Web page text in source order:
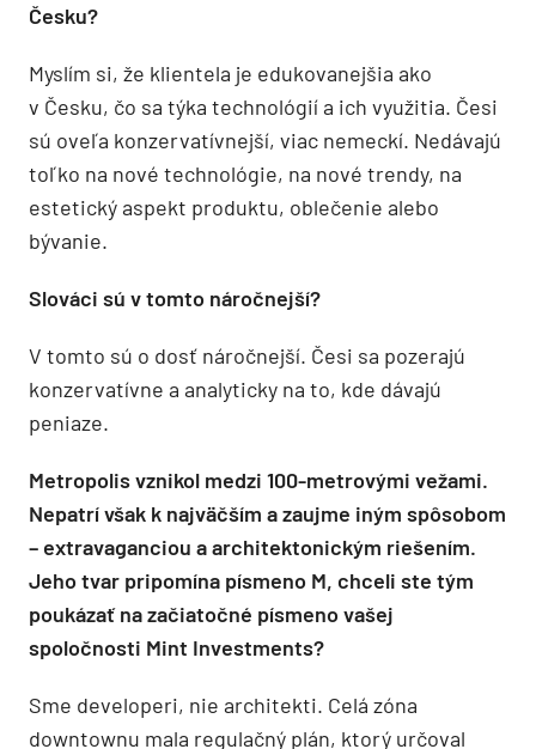
Česku?
Myslím si, že klientela je edukovanejšia ako
v Česku, čo sa týka technológií a ich využitia. Česi
sú oveľa konzervatívnejší, viac nemeckí. Nedávajú
toľko na nové technológie, na nové trendy, na
estetický aspekt produktu, oblečenie alebo
bývanie.
Slováci sú v tomto náročnejší?
V tomto sú o dosť náročnejší. Česi sa pozerajú
konzervatívne a analyticky na to, kde dávajú
peniaze.
Metropolis vznikol medzi 100-metrovými vežami.
Nepatrí však k najväčším a zaujme iným spôsobom
– extravaganciou a architektonickým riešením.
Jeho tvar pripomína písmeno M, chceli ste tým
poukázať na začiatočné písmeno vašej
spoločnosti Mint Investments?
Sme developeri, nie architekti. Celá zóna
downtownu mala regulačný plán, ktorý určoval